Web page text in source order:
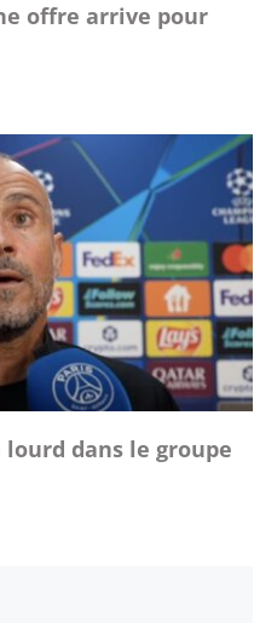
offre arrive pour
lourd dans le groupe